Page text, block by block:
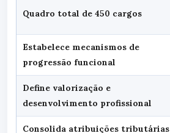
Quadro total de 450 cargos
Estabelece mecanismos de
progressão funcional
Define valorização e
desenvolvimento profissional
Consolida atribuições tributárias